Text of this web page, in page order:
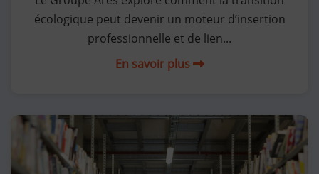
écologique peut devenir un moteur d’insertion
professionnelle et de lien...
En savoir plus